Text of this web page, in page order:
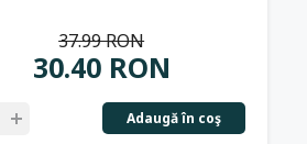
30.40 RON
37.99 RON
Adaugă în coş